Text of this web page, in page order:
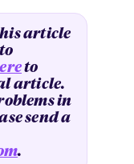
article
to
article.
in
send a
.